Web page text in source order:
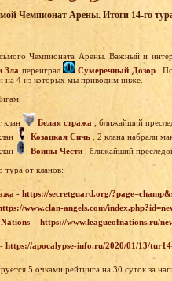
Чемпионат Арены. Итоги 14-го
Чемпионата Арены. Важный и
Зла переиграл Сумеречный Дозор.
на 4 из которых мы приводим ниже.
клан Белая стража , ближайший
Козацкая Сичь , 2 клана набрали
Воины Чести , ближайший
от кланов:
- https://secretguard.org/
www.clan-angels.com/
-https://www.leagueofnations.ru/
- https://apocalypse-info.ru/2020/01/13/
5 очками рейтинга на 30 суток за